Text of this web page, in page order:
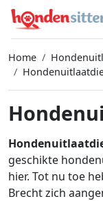
Home
geschikte
hier. Tot nu toe
Brecht zich